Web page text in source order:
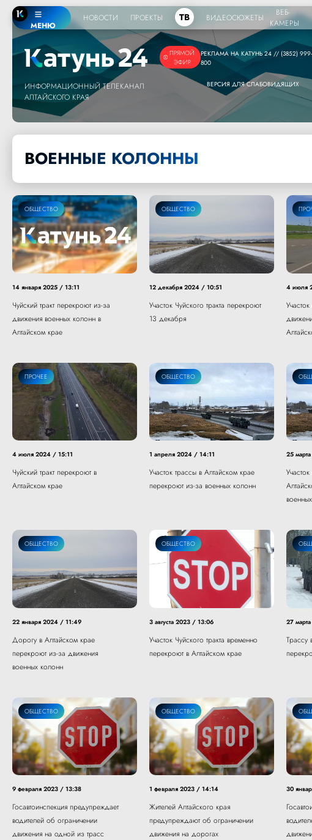
МЕНЮ
НОВОСТИ ПРОЕКТЫ ТВ ВИДЕОСЮЖЕТЫ
ВЕБ-
КАМЕРЫ
ПРЯМОЙ
ЭФИР
ИНФОРМАЦИОННЫЙ ТЕЛЕКАНАЛ
АЛТАЙСКОГО КРАЯ
РЕКЛАМА НА КАТУНЬ 24 // (3852) 999-
800
ВЕРСИЯ ДЛЯ СЛАБОВИДЯЩИХ
ВОЕННЫЕ КОЛОННЫ
ОБЩЕСТВО
14 января 2025 / 13:11
Чуйский тракт перекроют из-за
движения военных колонн в
Алтайском крае
ОБЩЕСТВО
12 декабря 2024 / 10:51
Участок Чуйского тракта перекроют
13 декабря
4 июля
ПРОЧЕЕ
4 июля 2024 / 15:11
Чуйский тракт перекроют в
Алтайском крае
ОБЩЕСТВО
1 апреля 2024 / 14:11
Участок трассы в Алтайском крае
перекроют из-за военных колонн
25
ОБЩЕСТВО
22 января 2024 / 11:49
Дорогу в Алтайском крае
перекроют из-за движения
военных колонн
ОБЩЕСТВО
3 августа 2023 / 13:06
Участок Чуйского тракта временно
перекроют в Алтайском крае
27
Трассу
ОБЩЕСТВО
9 февраля 2023 / 13:38
Госавтоинспекция предупреждает
водителей об ограничении
движения на одной из трасс
ОБЩЕСТВО
1 февраля 2023 / 14:14
Жителей Алтайского края
предупреждают об ограничении
движения на дорогах
30